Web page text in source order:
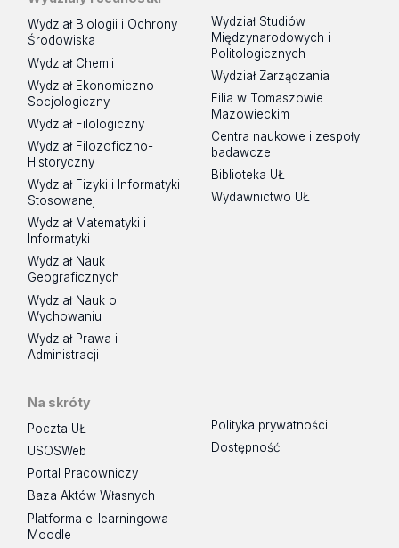
Wydział Biologii i Ochrony
Środowiska
Wydział Chemii
Wydział Ekonomiczno-
Socjologiczny
Wydział Filologiczny
Wydział Filozoficzno-
Historyczny
Wydział Fizyki i Informatyki
Stosowanej
Wydział Matematyki i
Informatyki
Wydział Nauk
Geograficznych
Wydział Nauk o
Wychowaniu
Wydział Prawa i
Administracji
Wydział Studiów
Międzynarodowych i
Politologicznych
Wydział Zarządzania
Filia w Tomaszowie
Mazowieckim
Centra naukowe i zespoły
badawcze
Biblioteka UŁ
Wydawnictwo UŁ
Na skróty
Poczta UŁ
USOSWeb
Portal Pracowniczy
Baza Aktów Własnych
Platforma e-learningowa
Moodle
Polityka prywatności
Dostępność